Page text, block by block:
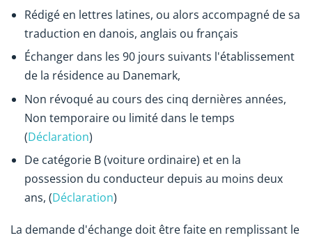
Rédigé en lettres latines, ou alors accompagné de sa
traduction en danois, anglais ou français
Échanger dans les 90 jours suivants l'établissement
de la résidence au Danemark,
Non révoqué au cours des cinq dernières années,
Non temporaire ou limité dans le temps
(Déclaration)
De catégorie B (voiture ordinaire) et en la
possession du conducteur depuis au moins deux
ans, (Déclaration)
La demande d'échange doit être faite en remplissant le